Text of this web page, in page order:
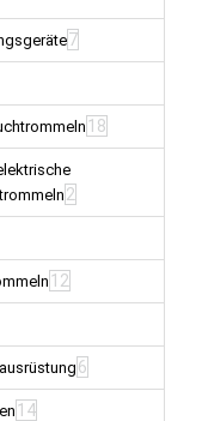
7
18
2
12
6
14